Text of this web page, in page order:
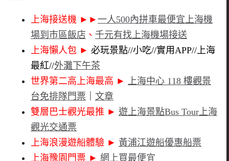
上海接送機 ►► 一人500內拼車最便宜上海機
場到市區飯店 、 千元有找上海機場接送
上海懶人包 ► 必玩景點//小吃//實用APP//上海
最紅//外灘下午茶
世界第二高上海最高 ►
上海中心 118 樓觀景
台免排隊門票
文章
雙層巴士觀光最推 ► 遊上海景點Bus Tour上海
觀光交通票
上海浪漫遊船體驗 ► 黃浦江遊船優惠船票
上海豫園門票 ► 網上買最便宜